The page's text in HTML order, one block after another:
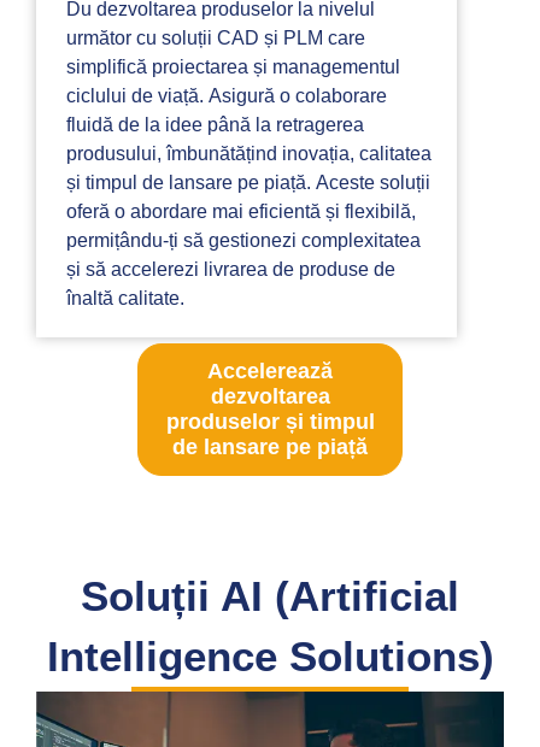
Du dezvoltarea produselor la nivelul
următor cu soluții CAD și PLM care
simplifică proiectarea și managementul
ciclului de viață. Asigură o colaborare
fluidă de la idee până la retragerea
produsului, îmbunătățind inovația, calitatea
și timpul de lansare pe piață. Aceste soluții
oferă o abordare mai eficientă și flexibilă,
permițându-ți să gestionezi complexitatea
și să accelerezi livrarea de produse de
înaltă calitate.
Accelerează
dezvoltarea
produselor și timpul
de lansare pe piață
Soluții AI (Artificial
Intelligence Solutions)